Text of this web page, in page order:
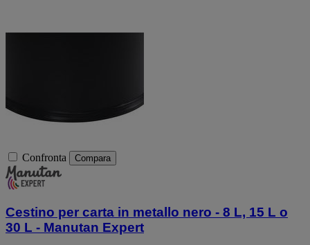
Confronta Compara
Cestino per carta in metallo nero - 8 L, 15 L o
30 L - Manutan Expert